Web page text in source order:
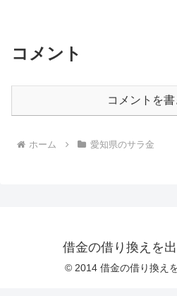
コメント
コメントを
ホーム 愛知県のサラ金
借金の借り換えを
© 2014 借金の借り換え